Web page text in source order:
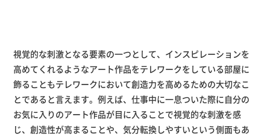
視覚的な刺激となる要素の一つとして、インスピレーションを
高めてくれるようなアート作品をテレワークをしている部屋に
飾ることもテレワークにおいて創造力を高めるための大切なこ
とであると言えます。例えば、仕事中に一息ついた際に自分の
お気に入りのアート作品が目に入ることで視覚的な刺激を感
じ、創造性が高まることや、気分転換しやすいという側面もあ